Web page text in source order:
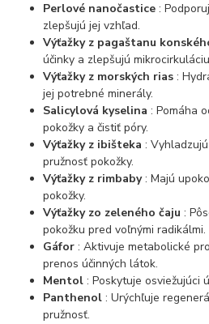
Perlové nanočastice :
zlepšujú jej vzhľad.
Výťažky z pagaštanu
účinky a zlepšujú
Výťažky z morských rias :
jej potrebné minerály.
Salicylová kyselina : Pomáha
pokožky a čistiť póry.
Výťažky z ibišteka :
pružnosť pokožky.
Výťažky z rimbaby: Majú
pokožky.
Výťažky zo zeleného čaju :
pokožku pred voľnými radikálmi.
Gáfor : Aktivuje metabolické
prenos účinných látok.
Mentol : Poskytuje osviežujúci
Panthenol : Urýchľuje
pružnosť.